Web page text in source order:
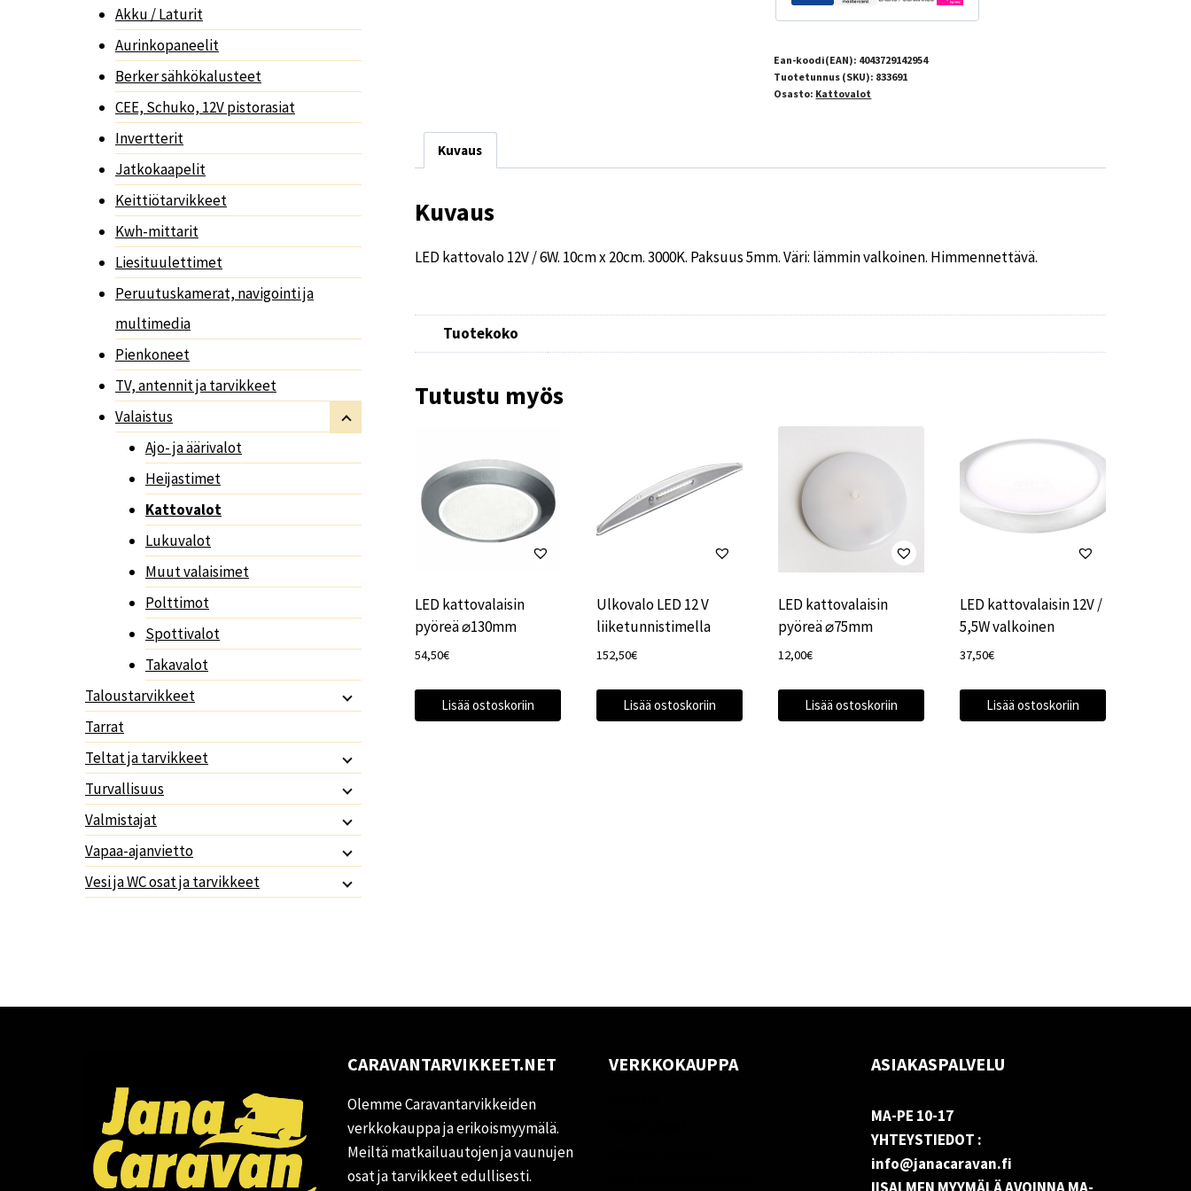
Ean-koodi(EAN): 4043729142954
Tuotetunnus (SKU): 833691
Osasto: Kattovalot
Kuvaus
Kuvaus
LED kattovalo 12V / 6W. 10cm x 20cm. 3000K. Paksuus 5mm. Väri: lämmin valkoinen. Himmennettävä.
Tuotekoko
Tutustu myös
LED kattovalaisin
pyöreä ⌀130mm
54,50€
Lisää ostoskoriin
Ulkovalo LED 12 V
liiketunnistimella
152,50€
Lisää ostoskoriin
LED kattovalaisin
pyöreä ⌀75mm
12,00€
Lisää ostoskoriin
LED kattovalaisin 12V /
5,5W valkoinen
37,50€
Lisää ostoskoriin
Akku / Laturit
Aurinkopaneelit
Berker sähkökalusteet
CEE, Schuko, 12V pistorasiat
Invertterit
Jatkokaapelit
Keittiötarvikkeet
Kwh-mittarit
Liesituulettimet
Peruutuskamerat, navigointi ja
multimedia
Pienkoneet
TV, antennit ja tarvikkeet
Valaistus
Ajo- ja äärivalot
Heijastimet
Kattovalot
Lukuvalot
Muut valaisimet
Polttimot
Spottivalot
Takavalot
Taloustarvikkeet
Tarrat
Teltat ja tarvikkeet
Turvallisuus
Valmistajat
Vapaa-ajanvietto
Vesi ja WC osat ja tarvikkeet
CARAVANTARVIKKEET.NET
Olemme Caravantarvikkeiden
verkkokauppa ja erikoismyymälä.
Meiltä matkailuautojen ja vaunujen
osat ja tarvikkeet edullisesti.
VERKKOKAUPPA ASIAKASPALVELU
MA-PE 10-17
YHTEYSTIEDOT :
info@janacaravan.fi
IISALMEN MYYMÄLÄ AVOINNA MA-